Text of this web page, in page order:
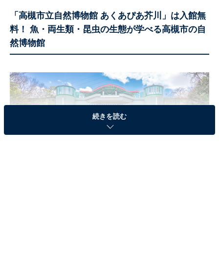
「高槻市立自然博物館 あくあぴあ芥川」は入館無
料！ 魚・両生類・昆虫の生態が学べる高槻市の自
然博物館
続きを読む